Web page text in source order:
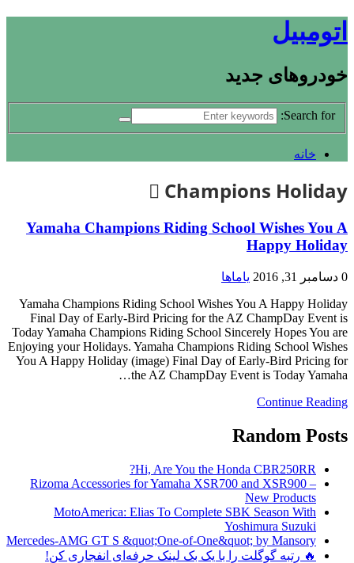
اتومبیل
خودروهای جدید
Search for:
خانه
Champions Holiday
Yamaha Champions Riding School Wishes You A
Happy Holiday
0 دسامبر 31, 2016
یاماها
Yamaha Champions Riding School Wishes You A Happy Holiday
Final Day of Early-Bird Pricing for the AZ ChampDay Event is
Today Yamaha Champions Riding School Sincerely Hopes You are
Enjoying your Holidays. Yamaha Champions Riding School Wishes
You A Happy Holiday (image) Final Day of Early-Bird Pricing for
the AZ ChampDay Event is Today Yamaha…
Continue Reading
Random Posts
Hi, Are You the Honda CBR250RR?
Rizoma Accessories for Yamaha XSR700 and XSR900 –
New Products
MotoAmerica: Elias To Complete SBK Season With
Yoshimura Suzuki
Mercedes-AMG GT S &quot;One-of-One&quot; by Mansory
🔥 رتبه گوگلت را با یک بک لینک حرفه‌ای انفجاری کن!